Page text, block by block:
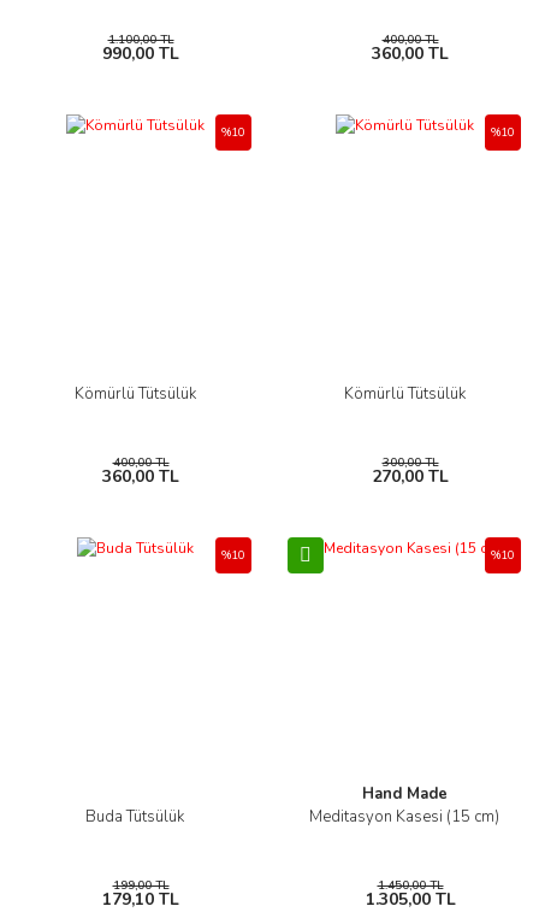
1.100,00 TL
990,00 TL
400,00 TL
360,00 TL
Kömürlü Tütsülük
%10
400,00 TL
360,00 TL
Kömürlü Tütsülük
%10
300,00 TL
270,00 TL
Buda Tütsülük
%10
199,00 TL
179,10 TL
Hand Made
Meditasyon Kasesi (15 cm)
%10
1.450,00 TL
1.305,00 TL